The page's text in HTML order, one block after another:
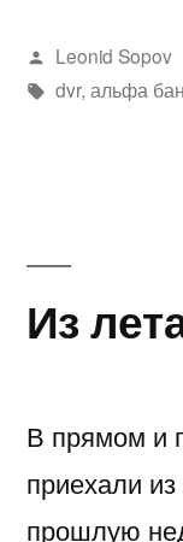
Написано
автором
Leonid Sopov
Метки:
dvr, альфа
Из
В прямом и
приехали
прошлую